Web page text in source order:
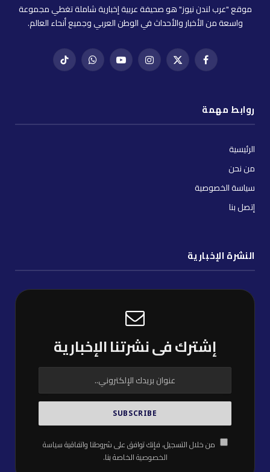
موقع "عرب لندن نيوز" هو صحيفة عربية إخبارية شاملة تغطي مجموعة
واسعة من الأخبار والأحداث في الوطن العربي وجميع أنحاء العالم.
فيسبوكX
إنستغراميوتيوب واتساب تيك
روابط مهمة
الرئيسية
من نحن
سياسة الخصوصية
إتصل بنا
النشرة الإخبارية
إشترك فى نشرتنا الإخبارية
من خلال التسجيل، فإنك توافق على شروطنا واتفاقيةسياسة
الخصوصيةالخاصة بنا.